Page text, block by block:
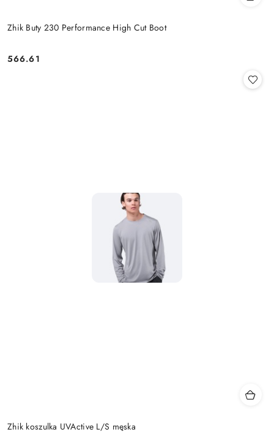
Zhik Buty 230 Performance High Cut Boot
Cena:
566.61
Zhik koszulka UVActive L/S męska